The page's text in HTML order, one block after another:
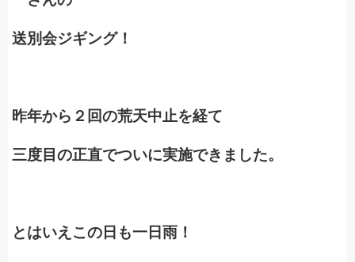
送別会ジギング！
昨年から２回の荒天中止を経て
三度目の正直でついに実施できました。
とはいえこの日も一日雨！